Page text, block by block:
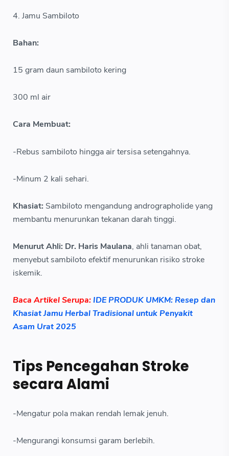
4. Jamu Sambiloto
Bahan:
15 gram daun sambiloto kering
300 ml air
Cara Membuat:
-Rebus sambiloto hingga air tersisa setengahnya.
-Minum 2 kali sehari.
Khasiat: Sambiloto mengandung andrographolide yang
membantu menurunkan tekanan darah tinggi.
Menurut Ahli: Dr. Haris Maulana, ahli tanaman obat,
menyebut sambiloto efektif menurunkan risiko stroke
iskemik.
Baca Artikel Serupa: IDE PRODUK UMKM: Resep dan
Khasiat Jamu Herbal Tradisional untuk Penyakit
Asam Urat 2025
Tips Pencegahan Stroke
secara Alami
-Mengatur pola makan rendah lemak jenuh.
-Mengurangi konsumsi garam berlebih.